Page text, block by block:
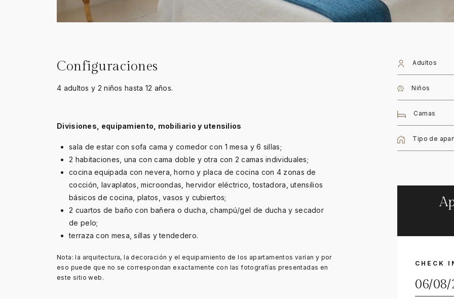
Configuraciones
4 adultos y 2 niños hasta 12 años.
Divisiones, equipamiento, mobiliario y utensilios
sala de estar con sofa cama y comedor con 1 mesa y 6 sillas;
2 habitaciones, una con cama doble y otra con 2 camas individuales;
cocina equipada con nevera, horno y placa de cocina con 4 zonas de
cocción, lavaplatos, microondas, hervidor eléctrico, tostadora, utensilios
básicos de cocina, platos, vasos y cubiertos;
2 cuartos de baño con bañera o ducha, champú/gel de ducha y secador
de pelo;
terraza con mesa, sillas y tendedero.
Nota: la arquitectura, la decoración y el equipamiento de los apartamentos varían y por
eso puede que no se correspondan exactamente con las fotografías presentadas en
este sitio web.
Adultos
Niños
Camas
Tipo de
CHECK